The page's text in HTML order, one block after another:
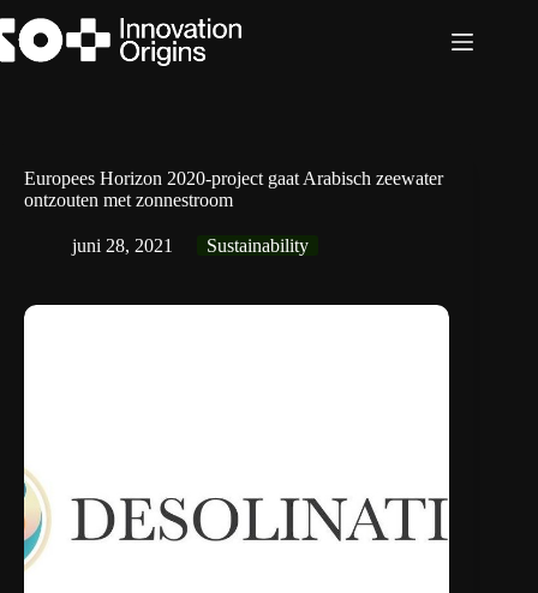
naar
de
Europees Horizon 2020-project gaat Arabisch zeewater
ontzouten met zonnestroom
juni 28, 2021 Sustainability